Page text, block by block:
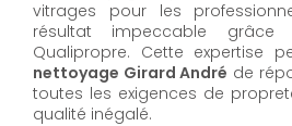
vitrages pour les
résultat impeccable
Qualipropre. Cette expertise
nettoyage Girard André de
toutes les exigences de
qualité inégalé.